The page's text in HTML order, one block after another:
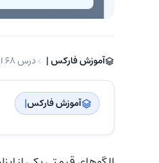
آموزش فارکس | ‌ درس 68 از 104
آموزش فارکس| ‌